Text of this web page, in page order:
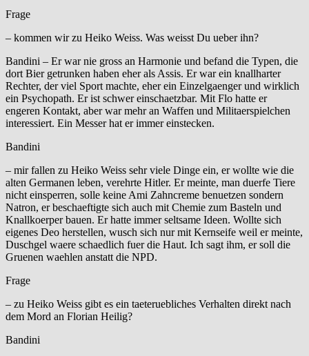
Frage
– kommen wir zu Heiko Weiss. Was weisst Du ueber ihn?
Bandini – Er war nie gross an Harmonie und befand die Typen, die
dort Bier getrunken haben eher als Assis. Er war ein knallharter
Rechter, der viel Sport machte, eher ein Einzelgaenger und wirklich
ein Psychopath. Er ist schwer einschaetzbar. Mit Flo hatte er
engeren Kontakt, aber war mehr an Waffen und Militaerspielchen
interessiert. Ein Messer hat er immer einstecken.
Bandini
– mir fallen zu Heiko Weiss sehr viele Dinge ein, er wollte wie die
alten Germanen leben, verehrte Hitler. Er meinte, man duerfe Tiere
nicht einsperren, solle keine Ami Zahncreme benuetzen sondern
Natron, er beschaeftigte sich auch mit Chemie zum Basteln und
Knallkoerper bauen. Er hatte immer seltsame Ideen. Wollte sich
eigenes Deo herstellen, wusch sich nur mit Kernseife weil er meinte,
Duschgel waere schaedlich fuer die Haut. Ich sagt ihm, er soll die
Gruenen waehlen anstatt die NPD.
Frage
– zu Heiko Weiss gibt es ein taeteruebliches Verhalten direkt nach
dem Mord an Florian Heilig?
Bandini